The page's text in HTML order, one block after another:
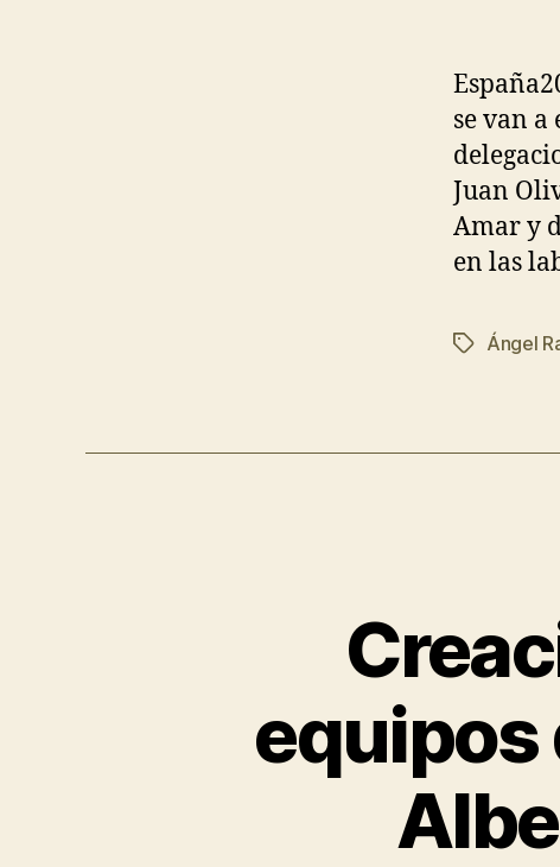
se van
Juan
Amar y
en las
Ángel
equipos